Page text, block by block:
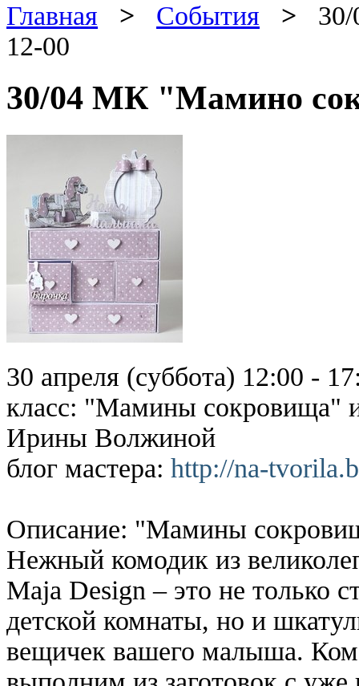
Главная > События > 30/
12-00
30/04 МК "Мамино
30 апреля (суббота) 12:00 -
класс: "Мамины сокровища"
Ирины Волжиной
блог мастера: http://na-
Описание: "Мамины
Нежный комодик из
Maja Design – это не только
детской комнаты, но и
вещичек вашего малыша.